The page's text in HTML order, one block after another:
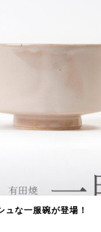
な一服碗が登場！